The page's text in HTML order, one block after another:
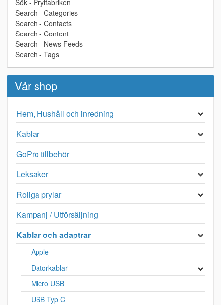
Sök - Prylfabriken
Search - Categories
Search - Contacts
Search - Content
Search - News Feeds
Search - Tags
Vår shop
Hem, Hushåll och inredning
Kablar
GoPro tillbehör
Leksaker
Roliga prylar
Kampanj / Utförsäljning
Kablar och adaptrar
Apple
Datorkablar
Micro USB
USB Typ C